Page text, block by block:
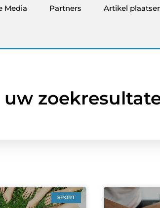
Media Partners Artikel
uw
SPORT